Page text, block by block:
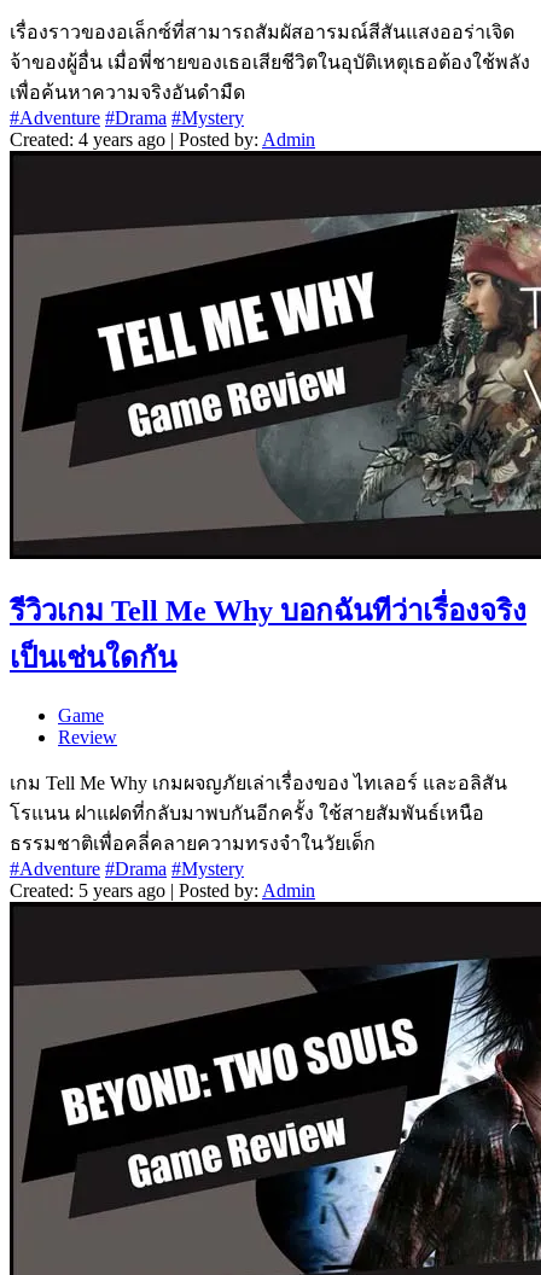
เรื่องราวของอเล็กซ์ที่สามารถสัมผัสอารมณ์สีสันแสงออร่าเจิด
จ้าของผู้อื่น เมื่อพี่ชายของเธอเสียชีวิตในอุบัติเหตุเธอต้องใช้พลัง
เพื่อค้นหาความจริงอันดำมืด
#Adventure #Drama #Mystery
Created: 4 years ago | Posted by: Admin
รีวิวเกม Tell Me Why บอกฉันทีว่าเรื่องจริง
เป็นเช่นใดกัน
Game
Review
เกม Tell Me Why เกมผจญภัยเล่าเรื่องของ ไทเลอร์ และอลิสัน
โรแนน ฝาแฝดที่กลับมาพบกันอีกครั้ง ใช้สายสัมพันธ์เหนือ
ธรรมชาติเพื่อคลี่คลายความทรงจำในวัยเด็ก
#Adventure #Drama #Mystery
Created: 5 years ago | Posted by: Admin